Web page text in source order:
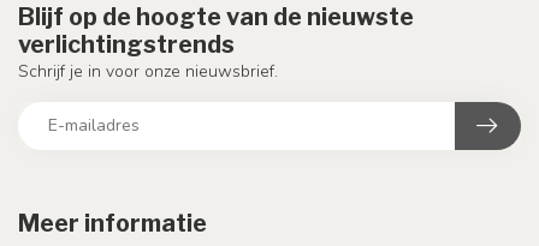
Meer informatie
Blijf op de hoogte van de nieuwste
verlichtingstrends
Schrijf je in voor onze nieuwsbrief.